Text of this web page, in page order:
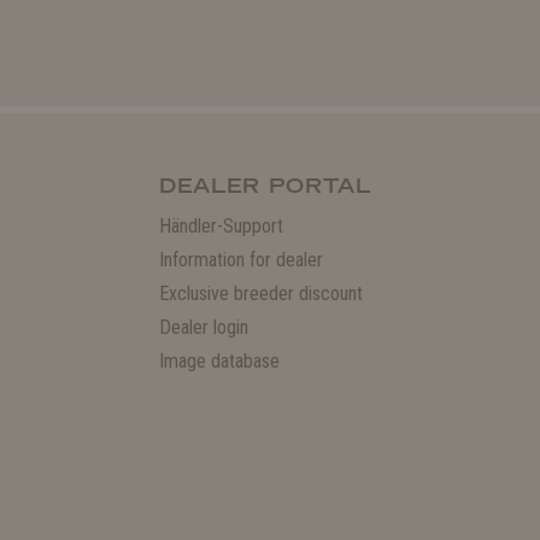
DEALER PORTAL
Händler-Support
Information for dealer
Exclusive breeder discount
Dealer login
Image database